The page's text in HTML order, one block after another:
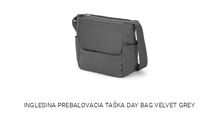
INGLESINA PREBAĽOVACIA TAŠKA DAY BAG VELVET GREY